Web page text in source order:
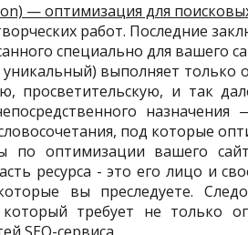
— оптимизация для
работ. Последние
специально для вашего
уникальный) выполняет
просветительскую, и так
под которые
по оптимизации вашего
ресурса - это его лицо и
вы преследуете.
требует не только